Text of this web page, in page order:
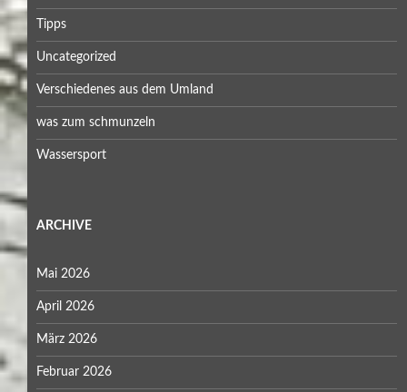
Tipps
Uncategorized
Verschiedenes aus dem Umland
was zum schmunzeln
Wassersport
ARCHIVE
Mai 2026
April 2026
März 2026
Februar 2026